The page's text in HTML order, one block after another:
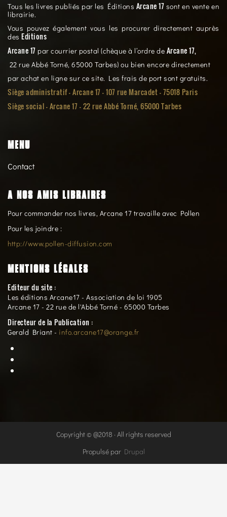
Tous les livres publiés par les Éditions Arcane 17 sont en vente en
librairie.
Vous pouvez également vous les procurer directement auprès
des Editions
Arcane 17 par courrier postal (chèque à l’ordre de Arcane 17,
22 rue Abbé Torné, 65000 Tarbes) ou bien encore directement
par achat en ligne sur ce site. Les frais de port sont gratuits.
Siège administratif - Arcane 17 - 107 rue Marcadet - 75018 Paris
Siège social -Arcane 17 - 22 rue Abbé Torné, 65000 Tarbes
MENU
Contact
A NOS AMIS LIBRAIRES
Pour commander nos livres, Arcane 17 travaille avec Pollen
Pour les joindre :
http://www.pollen-diffusion.com
MENTIONS LÉGALES
Editeur du site :
Les éditions Arcane17 - Association de loi 1905
Arcane 17 - 22 rue de l'Abbé Torné - 65000 Tarbes
Directeur de la Publication :
Gerald Briant - info.arcane17@orange.fr
Copyright © @2018 · All rights reserved
Propulsé par Drupal